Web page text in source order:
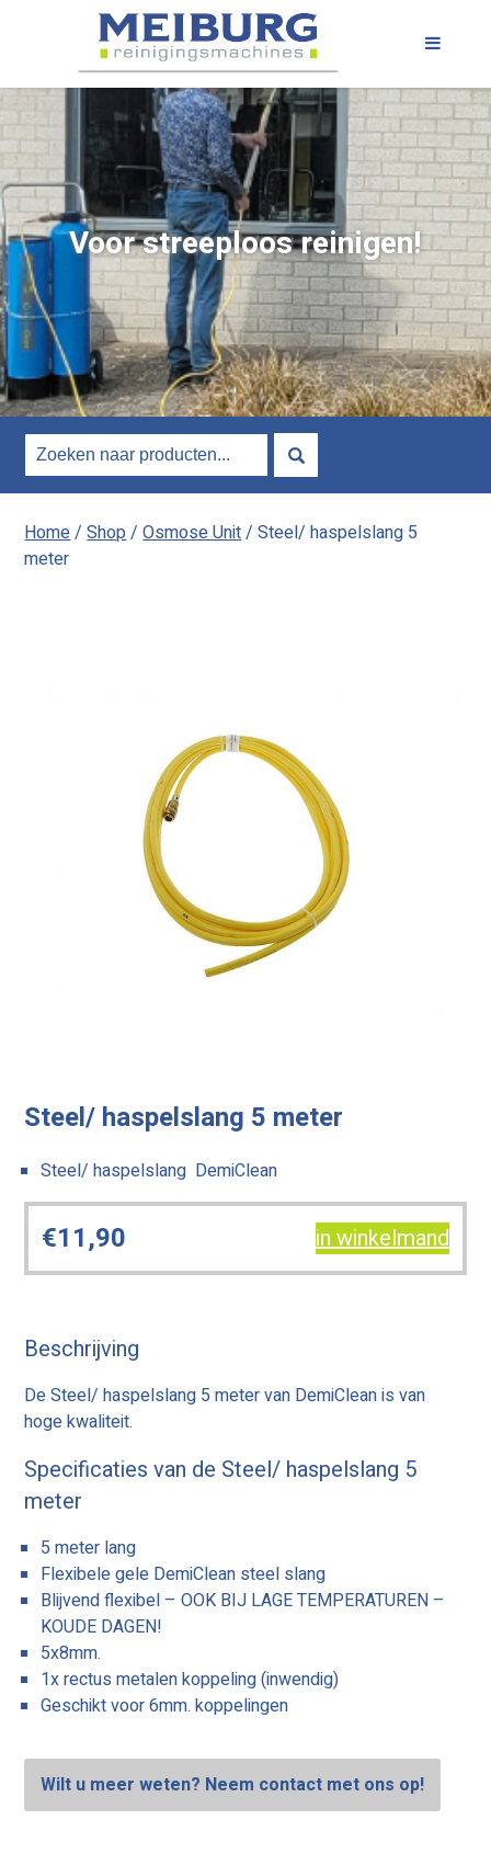
Voor streeploos reinigen!
Home/Shop/Osmose Unit/ Steel/ haspelslang 5
meter
Steel/ haspelslang 5 meter
Steel/ haspelslang DemiClean
€11,90 in winkelmand
Beschrijving
De Steel/ haspelslang 5 meter van DemiClean is van
hoge kwaliteit.
Specificaties van de Steel/ haspelslang 5
meter
5 meter lang
Flexibele gele DemiClean steel slang
Blijvend flexibel – OOK BIJ LAGE TEMPERATUREN –
KOUDE DAGEN!
5x8mm.
1x rectus metalen koppeling (inwendig)
Geschikt voor 6mm. koppelingen
Wilt u meer weten? Neem contact met ons op!